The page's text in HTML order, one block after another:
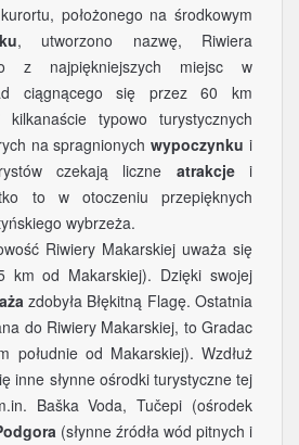
kurortu, położonego na środkowym
, utworzono nazwę, Riwiera
z najpiękniejszych miejsc w
ciągnącego się przez 60 km
typowo turystycznych
na spragnionychwypoczynku i
czekają liczne atrakcjei
to w otoczeniu przepięknych
wybrzeża.
Riwiery Makarskiej uważa się
km od Makarskiej). Dzięki swojej
zdobyła Błękitną Flagę. Ostatnia
do Riwiery Makarskiej, to Gradac
południe od Makarskiej). Wzdłuż
inne słynne ośrodki turystyczne tej
Baška Voda, Tučepi (ośrodek
(słynne źródła wód pitnych i